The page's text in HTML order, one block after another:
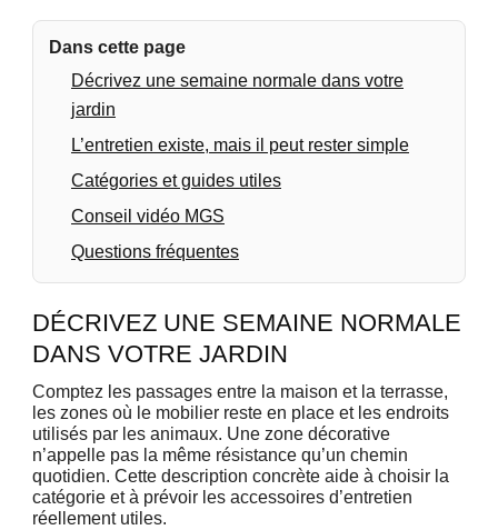
Dans cette page
Décrivez une semaine normale dans votre
jardin
L’entretien existe, mais il peut rester simple
Catégories et guides utiles
Conseil vidéo MGS
Questions fréquentes
DÉCRIVEZ UNE SEMAINE NORMALE
DANS VOTRE JARDIN
Comptez les passages entre la maison et la terrasse,
les zones où le mobilier reste en place et les endroits
utilisés par les animaux. Une zone décorative
n’appelle pas la même résistance qu’un chemin
quotidien. Cette description concrète aide à choisir la
catégorie et à prévoir les accessoires d’entretien
réellement utiles.